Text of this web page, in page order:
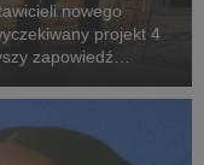
nowego
projekt 4
zapowiedź